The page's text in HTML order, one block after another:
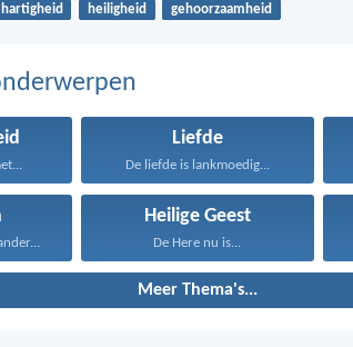
heiligheid gehoorzaamheid
Liefde
De liefde is lankmoedig...
Heilige Geest
De Here nu is...
Meer Thema's...